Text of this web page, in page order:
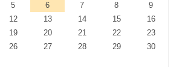
5 6 7 8
9
12 13 14 15
16
19 20 21 22
23
26 27 28 29
30